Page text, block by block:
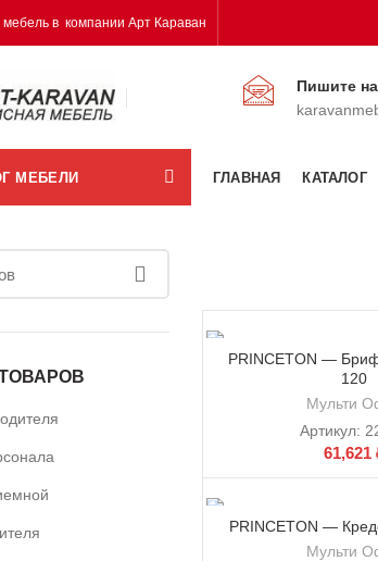
в компании Арт Караван
Пишите
МЕБЕЛИ ГЛАВНАЯ КАТАЛОГ
PRINCETON —
120
Мульти
Артикул:
61,621
PRINCETON —
Мульти